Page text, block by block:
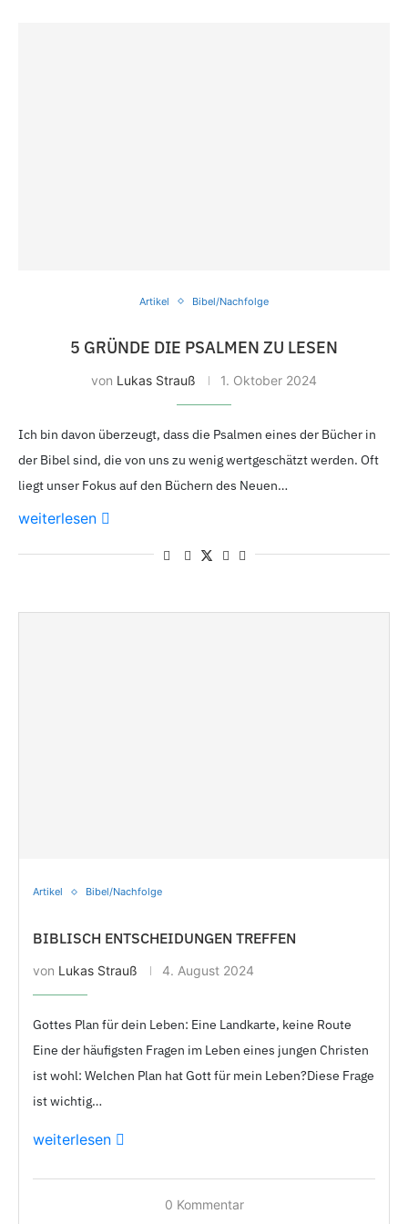
Artikel Bibel/Nachfolge
5 GRÜNDE DIE PSALMEN ZU LESEN
von Lukas Strauß 1. Oktober 2024
Ich bin davon überzeugt, dass die Psalmen eines der Bücher in
der Bibel sind, die von uns zu wenig wertgeschätzt werden. Oft
liegt unser Fokus auf den Büchern des Neuen…
weiterlesen
Artikel Bibel/Nachfolge
BIBLISCH ENTSCHEIDUNGEN TREFFEN
von Lukas Strauß 4. August 2024
Gottes Plan für dein Leben: Eine Landkarte, keine Route
Eine der häufigsten Fragen im Leben eines jungen Christen
ist wohl: Welchen Plan hat Gott für mein Leben?Diese Frage
ist wichtig…
weiterlesen
0 Kommentar